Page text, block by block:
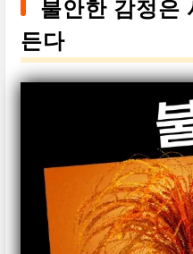
불안한 감정은
든다